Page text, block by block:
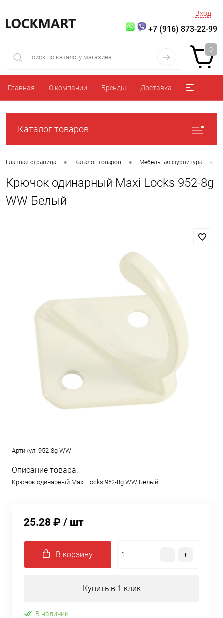
Вход
+7 (916) 873-22-99
0
Главная О компании Бренды Доставка
Каталог товаров
Главная страница • Каталог товаров • Мебельная фурнитура •
Крючок одинарный Maxi Locks 952-8g
WW Белый
Артикул: 952-8g WW
Описание товара:
Крючок одинарный Maxi Locks 952-8g WW Белый
25.28 ₽ / шт
В корзину
Купить в 1 клик
В наличии